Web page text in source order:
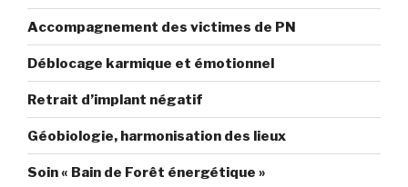
Accompagnement des victimes de PN
Déblocage karmique et émotionnel
Retrait d’implant négatif
Géobiologie, harmonisation des lieux
Soin « Bain de Forêt énergétique »